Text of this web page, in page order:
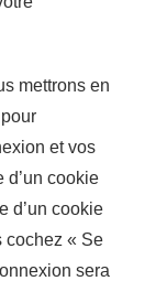
mettrons en
et vos
d’un cookie
d’un cookie
cochez « Se
sera